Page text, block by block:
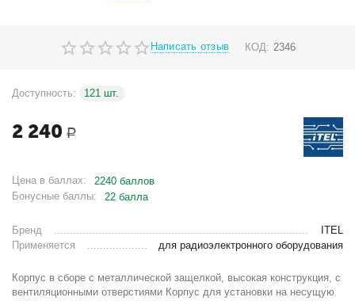
Написать отзыв КОД: 2346
Доступность: 121 шт.
2 240 Р
Цена в баллах:
2240 баллов
Бонусные баллы:
22 балла
Бренд
ITEL
Применяется
для радиоэлектронного оборудования
Корпус в сборе с металлической защелкой, высокая конструкция, с
вентиляционными отверстиями Корпус для установки на несущую